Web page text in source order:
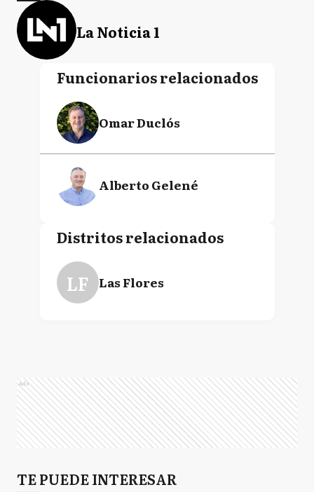
La Noticia 1
Funcionarios relacionados
Omar Duclós
Alberto Gelené
Distritos relacionados
LF Las Flores
Ads
TE PUEDE INTERESAR